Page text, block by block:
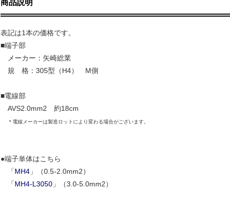
商品説明
表記は1本の価格です。
■端子部
メーカー：矢崎総業
規 格：305型（H4） M側
■電線部
AVS2.0mm2 約18cm
＊電線メーカーは製造ロットにより変わる場合がございます。
●端子単体はこちら
「MH4 」（0.5-2.0mm2）
「MH4-L3050 」（3.0-5.0mm2）